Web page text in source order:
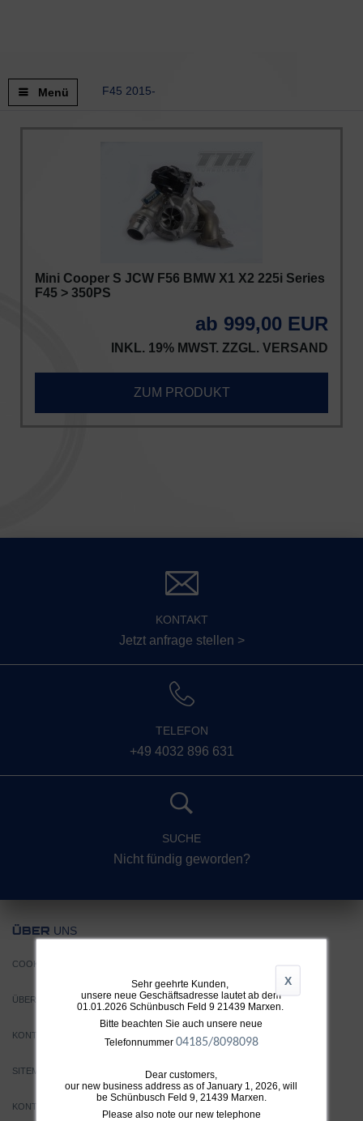
Menü F45 2015-
Mini Cooper S JCW F56 BMW X1 X2 225i Series
F45 > 350PS
ab 999,00 EUR
INKL. 19% MWST. ZZGL. VERSAND
ZUM PRODUKT
X
Sehr geehrte Kunden,
unsere neue Geschäftsadresse lautet ab dem
01.01.2026 Schünbusch Feld 9 21439 Marxen.
Bitte beachten Sie auch unsere neue
Telefonnummer 04185/8098098
Dear customers,
our new business address as of January 1, 2026, will
be Schünbusch Feld 9, 21439 Marxen.
Please also note our new telephone
KONTAKT
Jetzt anfrage stellen >
TELEFON
+49 4032 896 631
SUCHE
Nicht fündig geworden?
ÜBER UNS
COOKIE EINSTELLUNGEN
ÜBER TTH
KONTAKT
SITEMAP
KONTAKT